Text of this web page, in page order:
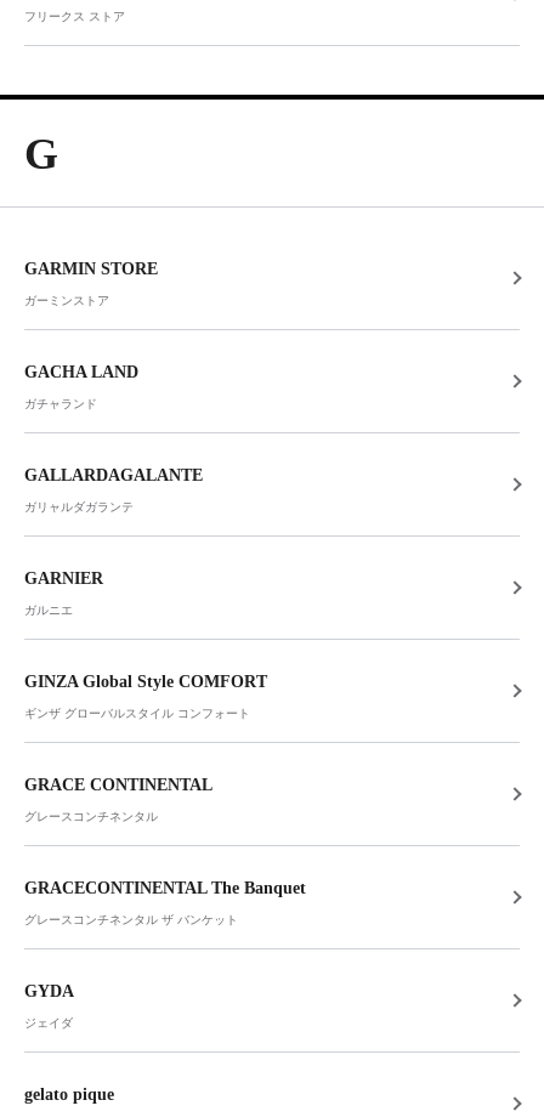
フリークス ストア
G
GARMIN STORE
ガーミンストア
GACHA LAND
ガチャランド
GALLARDAGALANTE
ガリャルダガランテ
GARNIER
ガルニエ
GINZA Global Style COMFORT
ギンザ グローバルスタイル コンフォート
GRACE CONTINENTAL
グレースコンチネンタル
GRACECONTINENTAL The Banquet
グレースコンチネンタル ザ バンケット
GYDA
ジェイダ
gelato pique